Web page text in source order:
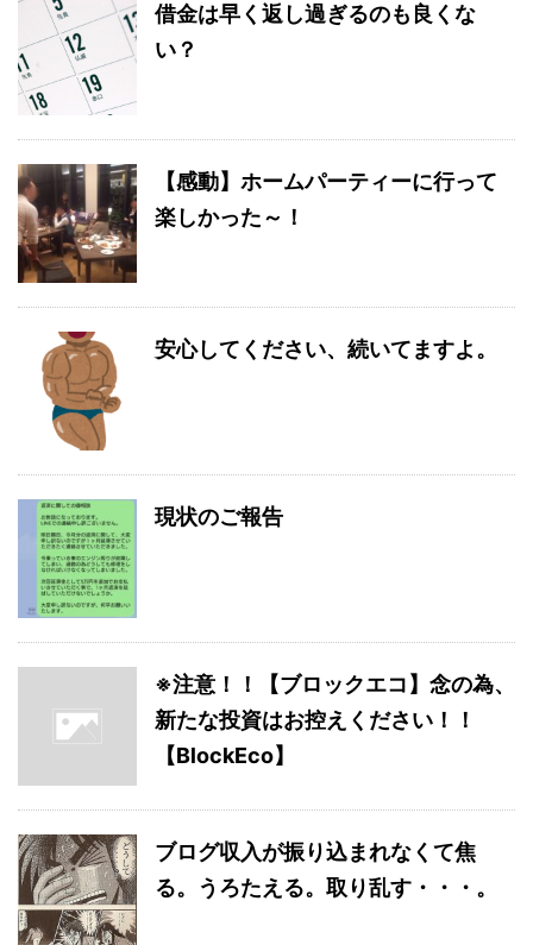
借金は早く返し過ぎるのも良くな
い？
【感動】ホームパーティーに行って
楽しかった～！
安心してください、続いてますよ。
現状のご報告
※注意！！【ブロックエコ】念の為、
新たな投資はお控えください！！
【BlockEco】
ブログ収入が振り込まれなくて焦
る。うろたえる。取り乱す・・・。